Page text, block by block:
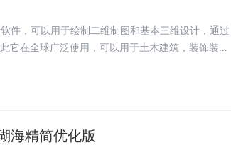
件，可以用于绘制二维制图和基本三维设计，通过
它在全球广泛使用，可以用于土木建筑，装饰装
海精简优化版